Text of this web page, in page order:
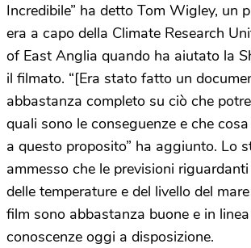
Incredibile” ha detto Tom Wigley, un
era a capo della Climate Research
of East Anglia quando ha aiutato la
il filmato. “[Era stato fatto un
abbastanza completo su ciò che
quali sono le conseguenze e che
a questo proposito” ha aggiunto. Lo
ammesso che le previsioni
delle temperature e del livello del
film sono abbastanza buone e in
conoscenze oggi a disposizione.